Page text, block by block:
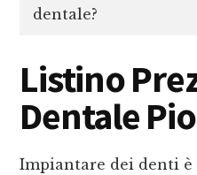
dentale?
Listino
Dentale
Impiantare dei denti è